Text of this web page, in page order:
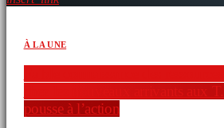
À LA UNE
chez les nouveaux arrivants aux
pousse à l’action